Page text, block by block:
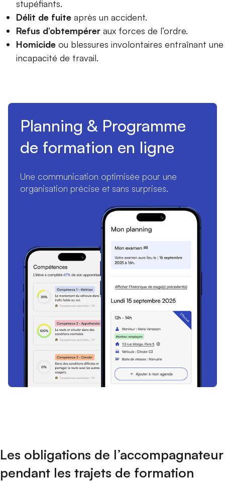
stupéfiants.
Délit de fuite après un accident.
Refus d’obtempérer aux forces de l’ordre.
Homicide ou blessures involontaires entraînant une
incapacité de travail.
Planning & Programme
de formation en ligne
Une communication optimisée pour une
organisation précise et sans surprises.
Les obligations de l’accompagnateur
pendant les trajets de formation